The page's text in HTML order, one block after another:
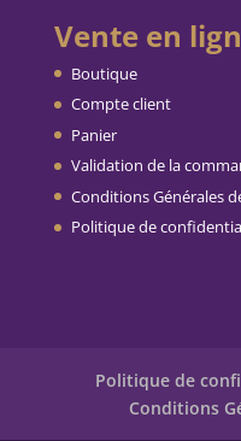
Vente en
Boutique
Compte client
Panier
Validation de la
Conditions Générales
Politique de
Politique de
Conditions